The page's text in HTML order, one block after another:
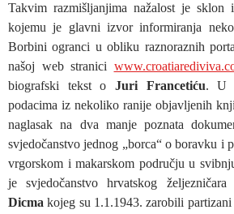
Takvim razmišljanjima nažalost je sklon
kojemu je glavni izvor informiranja
Borbini ogranci u obliku raznoraznih
našoj web stranici
biografski tekst o Juri Francetiću. U
podacima iz nekoliko ranije objavljenih
naglasak na dva manje poznata
svjedočanstvo jednog „borca“ o boravku i
vrgorskom i makarskom području u
je svjedočanstvo hrvatskog željezničara
Dicma kojeg su 1.1.1943. zarobili